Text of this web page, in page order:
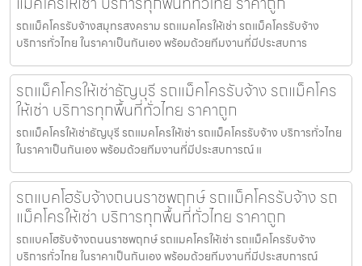
รถแม็คโครรับจ้างสมุทรสงคราม รถแมคโครให้เช่า รถแม็คโครรับจ้าง
บริการทั่วไทย ในราคาเป็นกันเอง พร้อมด้วยทีมงานที่มีประสบการ
รถแม็คโครให้เช่าธัญบุรี รถแม็คโครรับจ้าง รถแม็คโคร
ให้เช่า บริการทุกพื้นที่ทั่วไทย ราคาถูก
รถแม็คโครให้เช่าธัญบุรี รถแมคโครให้เช่า รถแม็คโครรับจ้าง บริการทั่วไทย
ในราคาเป็นกันเอง พร้อมด้วยทีมงานที่มีประสบการณ์ แ
รถแบคโฮรับจ้างถนนราชพฤกษ์ รถแม็คโครรับจ้าง รถ
แม็คโครให้เช่า บริการทุกพื้นที่ทั่วไทย ราคาถูก
รถแบคโฮรับจ้างถนนราชพฤกษ์ รถแมคโครให้เช่า รถแม็คโครรับจ้าง
บริการทั่วไทย ในราคาเป็นกันเอง พร้อมด้วยทีมงานที่มีประสบการณ์